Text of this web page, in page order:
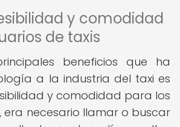
y comodidad
de taxis
beneficios que ha
a la industria del taxi es
y comodidad para los
era necesario llamar o buscar